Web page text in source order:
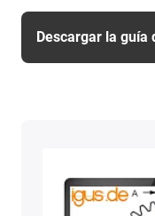
Descargar la guía